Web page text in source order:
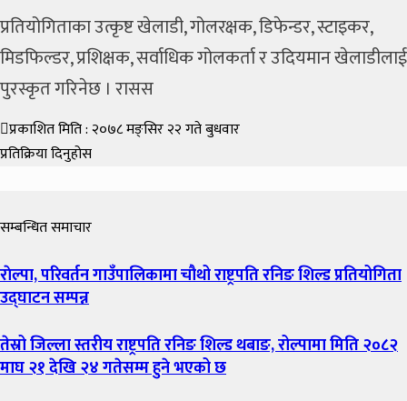
प्रतियोगिताका उत्कृष्ट खेलाडी, गोलरक्षक, डिफेन्डर, स्टाइकर,
मिडफिल्डर, प्रशिक्षक, सर्वाधिक गोलकर्ता र उदियमान खेलाडीलाई
पुरस्कृत गरिनेछ । रासस
प्रकाशित मिति : २०७८ मङ्सिर २२ गते बुधवार
प्रतिक्रिया दिनुहोस
सम्बन्धित समाचार
राेल्पा, परिवर्तन गाउँपालिकामा चौथो राष्ट्रपति रनिङ शिल्ड प्रतियोगिता
उद्घाटन सम्पन्न
तेस्रो जिल्ला स्तरीय राष्ट्रपति रनिङ शिल्ड थबाङ, रोल्पामा मिति २०८२
माघ २१ देखि २४ गतेसम्म हुने भएको छ